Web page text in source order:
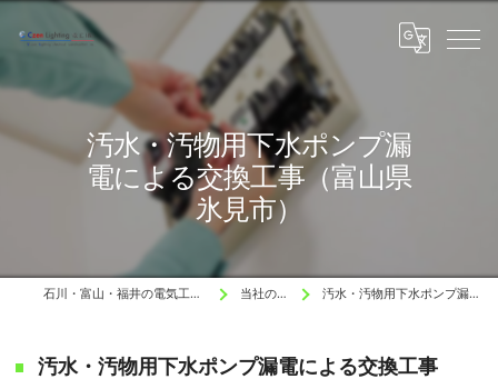
汚水・汚物用下水ポンプ漏
電による交換工事（富山県
氷見市）
石川・富山・福井の電気工事と水道工事はCzen Lighting 電工 当社の施工例 Blog 汚水・汚物用下水ポンプ漏電による交換工事（富山県氷見市）
汚水・汚物用下水ポンプ漏電による交換工事